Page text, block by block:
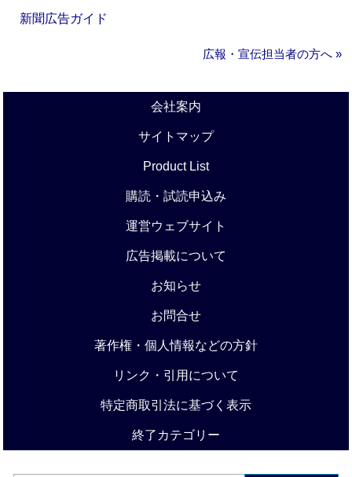
新聞広告ガイド
広報・宣伝担当者の方へ »
会社案内
サイトマップ
Product List
購読・試読申込み
運営ウェブサイト
広告掲載について
お知らせ
お問合せ
著作権・個人情報などの方針
リンク・引用について
特定商取引法に基づく表示
終了カテゴリー